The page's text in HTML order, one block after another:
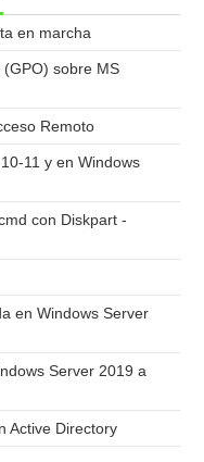
en marcha
sobre MS
Remoto
11 y en Windows
con Diskpart -
en Windows Server
Server 2019 a
Active Directory